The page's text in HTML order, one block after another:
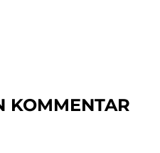
KOMMENTAR